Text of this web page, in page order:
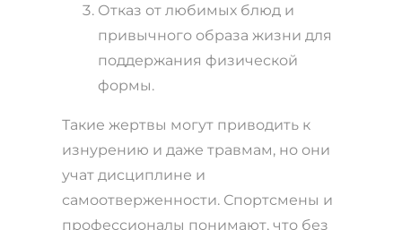
Отказ от любимых блюд и
привычного образа жизни для
поддержания физической
формы.
Такие жертвы могут приводить к
изнурению и даже травмам, но они
учат дисциплине и
самоотверженности. Спортсмены и
профессионалы понимают, что без